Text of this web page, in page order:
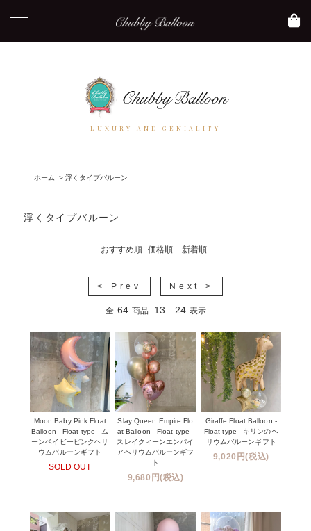
LUXURY AND GENIALITY
ホーム >浮くタイプバルーン
浮くタイプバルーン
おすすめ順 価格順 新着順
< Prev Next >
全 64 商品 13 - 24 表示
Moon Baby Pink Float
Balloon - Float type - ム
ーンベイビーピンクヘリ
ウムバルーンギフト
SOLD OUT
Slay Queen Empire Flo
at Balloon - Float type -
スレイクィーンエンパイ
アヘリウムバルーンギフ
ト
9,680円(税込)
Giraffe Float Balloon -
Float type - キリンのヘ
リウムバルーンギフト
9,020円(税込)